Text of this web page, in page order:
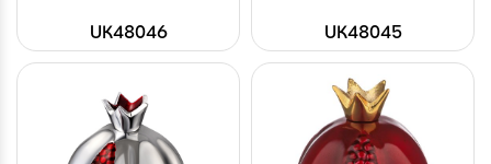
UK48045
UK48046